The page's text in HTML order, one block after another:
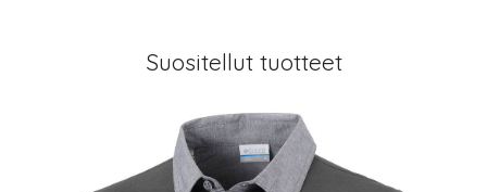
Suositellut tuotteet